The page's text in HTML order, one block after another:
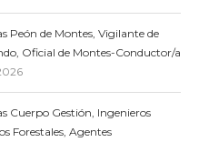
Peón de Montes, Vigilante de
Oficial de Montes-Conductor/a
Cuerpo Gestión, Ingenieros
Forestales, Agentes